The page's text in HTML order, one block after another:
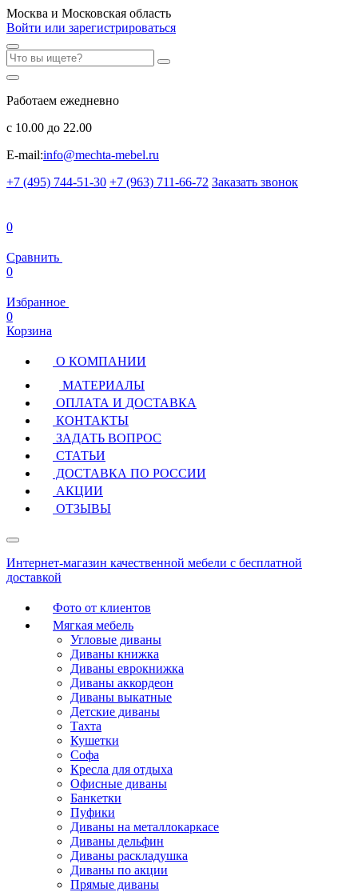
Москва и Московская область
Войти или зарегистрироваться
Работаем ежедневно
с 10.00 до 22.00
E-mail:info@mechta-mebel.ru
+7 (495) 744-51-30 +7 (963) 711-66-72 Заказать звонок
0
Сравнить
0
Избранное
0
Корзина
О КОМПАНИИ
МАТЕРИАЛЫ
ОПЛАТА И ДОСТАВКА
КОНТАКТЫ
ЗАДАТЬ ВОПРОС
СТАТЬИ
ДОСТАВКА ПО РОССИИ
АКЦИИ
ОТЗЫВЫ
Интернет-магазин качественной мебели с бесплатной
доставкой
Фото от клиентов
Мягкая мебель
Угловые диваны
Диваны книжка
Диваны еврокнижка
Диваны аккордеон
Диваны выкатные
Детские диваны
Тахта
Кушетки
Софа
Кресла для отдыха
Офисные диваны
Банкетки
Пуфики
Диваны на металлокаркасе
Диваны дельфин
Диваны раскладушка
Диваны по акции
Прямые диваны